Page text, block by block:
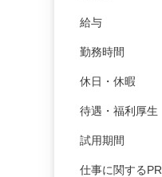
給与
勤務時間
休日・休暇
待遇・福利厚生
試用期間
仕事に関するPR